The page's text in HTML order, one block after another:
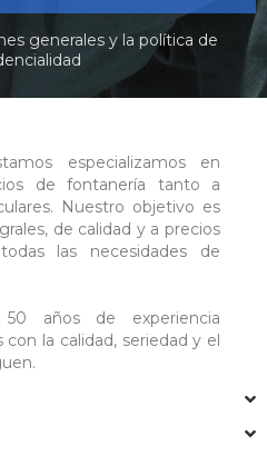
generales y la política de
especializamos en
de fontanería tanto a
Nuestro objetivo es
de calidad y a precios
las necesidades de
años de experiencia
la calidad, seriedad y el